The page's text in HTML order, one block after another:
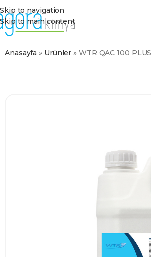
Skip to navigation
Skip to main content
Anasayfa » Ürünler » WTR QAC 100 PLUS